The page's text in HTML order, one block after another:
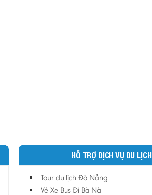
HỖ TRỢ DỊCH VỤ DU LỊCH
Tour du lịch Đà Nẵng
Vé Xe Bus Đi Bà Nà